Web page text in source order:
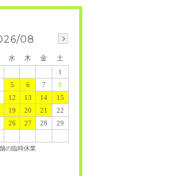
08
水 木 金
土
1
5 6 7
8
12 13 14
15
19 20 21
22
26 27 28
29
の臨時休業